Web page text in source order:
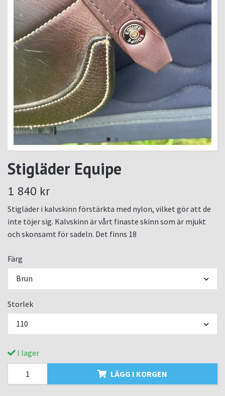
Stigläder Equipe
1 840 kr
Stigläder i kalvskinn förstärkta med nylon, vilket gör att de
inte töjer sig. Kalvskinn är vårt finaste skinn som är mjukt
och skonsamt för sadeln. Det finns 18
Färg
Brun
Storlek
110
I lager
LÄGG I KORGEN